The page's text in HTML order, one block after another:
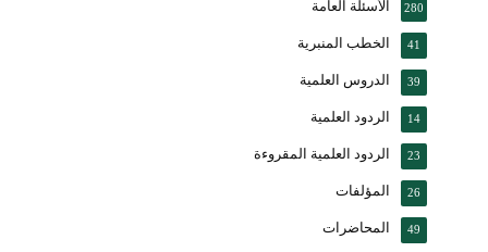
الأسئلة العامة 280
الخطب المنبرية 41
الدروس العلمية 39
الردود العلمية 14
الردود العلمية المقروءة 23
المؤلفات 26
المحاضرات 49